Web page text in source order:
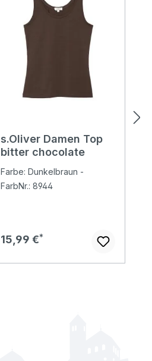
s.Oliver Damen Top
bitter chocolate
Farbe: Dunkelbraun -
FarbNr.: 8944
Regulärer Preis:
15,99 €